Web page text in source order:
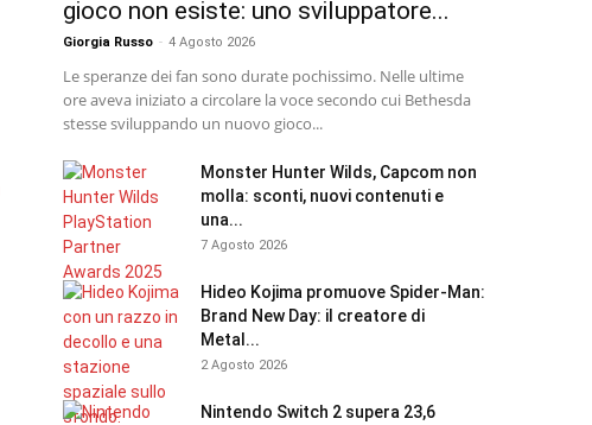
gioco non esiste: uno sviluppatore...
Giorgia Russo - 4 Agosto 2026
Le speranze dei fan sono durate pochissimo. Nelle ultime
ore aveva iniziato a circolare la voce secondo cui Bethesda
stesse sviluppando un nuovo gioco...
Monster Hunter Wilds, Capcom non
molla: sconti, nuovi contenuti e
una...
7 Agosto 2026
Hideo Kojima promuove Spider-Man:
Brand New Day: il creatore di
Metal...
2 Agosto 2026
Nintendo Switch 2 supera 23,6